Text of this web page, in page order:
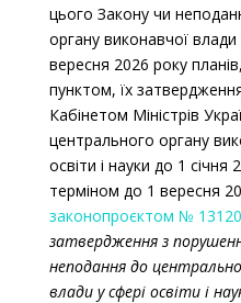
цього Закону чи
органу виконавчої влади
вересня 2026 року
пунктом, їх
Кабінетом Міністрів
центрального органу
освіти і науки до 1
терміном до 1 вересня
законопроєктом №
затвердження з
неподання до
влади у сфері освіти і